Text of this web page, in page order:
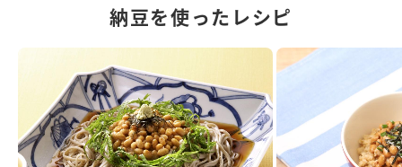
納豆を使ったレシピ